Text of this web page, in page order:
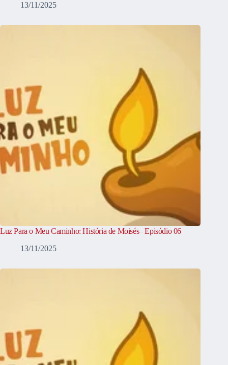
13/11/2025
Luz Para o Meu Caminho: História de Moisés– Episódio 06
13/11/2025